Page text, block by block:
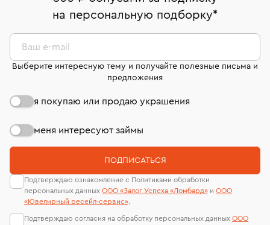
право передумать, если изделие вам не подошло. 7
дней на возврат. Детальные условия возврата
комиссионных украшений и часов смотрите на
странице«Возврат украшений»
На особо ценные изделия получены
сертификаты МГУ и других геммологических
лабораторий
на персональную подборку*
Ваш e-mail
Выберите интересную тему и получайте полезные письма и
предложения
я покупаю или продаю украшения
меня интересуют займы
ПОДПИСАТЬСЯ
Подтверждаю ознакомление с Политиками обработки
персональных данных ООО «Залог Успеха «Ломбард» и ООО
«Ювелирный ресейл-сервиc».
Подтверждаю согласия на обработку персональных данных ООО